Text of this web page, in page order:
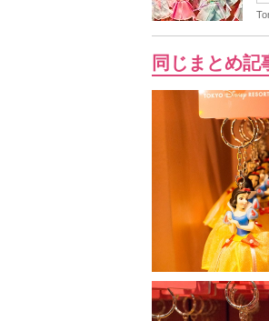
同じまとめ